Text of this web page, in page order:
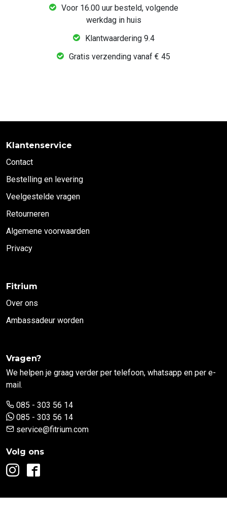
Voor 16.00 uur besteld, volgende
werkdag in huis
Klantwaardering 9.4
Gratis verzending vanaf € 45
Klantenservice
Contact
Bestelling en levering
Veelgestelde vragen
Retourneren
Algemene voorwaarden
Privacy
Fitrium
Over ons
Ambassadeur worden
Vragen?
We helpen je graag verder per telefoon, whatsapp en per e-
mail.
085 - 303 56 14
085 - 303 56 14
service@fitrium.com
Volg ons